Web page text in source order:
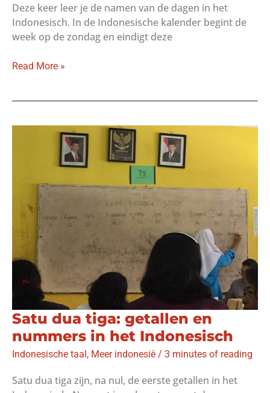
Deze keer leer je de namen van de dagen in het
Indonesisch. In de Indonesische kalender begint de
week op de zondag en eindigt deze
De
Indonesisch:
Read More »
Satu dua tiga: getallen en
nummers in het Indonesisch
Indonesische taal , Meer indonesië / 3 minutes of reading
Satu dua tiga zijn, na nul, de eerste getallen in het